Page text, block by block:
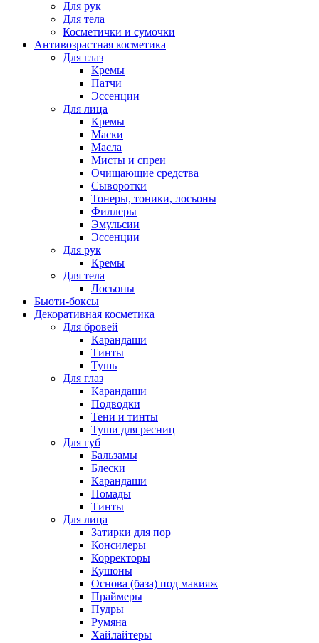
Для рук
Для тела
Косметички и сумочки
Антивозрастная косметика
Для глаз
Кремы
Патчи
Эссенции
Для лица
Кремы
Маски
Масла
Мисты и спреи
Очищающие средства
Сыворотки
Тонеры, тоники, лосьоны
Филлеры
Эмульсии
Эссенции
Для рук
Кремы
Для тела
Лосьоны
Бьюти-боксы
Декоративная косметика
Для бровей
Карандаши
Тинты
Тушь
Для глаз
Карандаши
Подводки
Тени и тинты
Туши для ресниц
Для губ
Бальзамы
Блески
Карандаши
Помады
Тинты
Для лица
Затирки для пор
Консилеры
Корректоры
Кушоны
Основа (база) под макияж
Праймеры
Пудры
Румяна
Хайлайтеры